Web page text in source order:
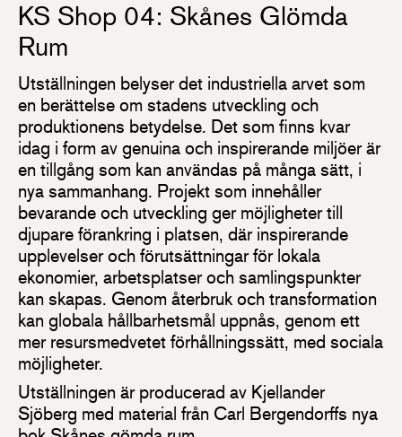
KS Shop 04: Skånes Glömda
Rum
Utställningen belyser det industriella arvet som
en berättelse om stadens utveckling och
produktionens betydelse. Det som finns kvar
idag i form av genuina och inspirerande miljöer är
en tillgång som kan användas på många sätt, i
nya sammanhang. Projekt som innehåller
bevarande och utveckling ger möjligheter till
djupare förankring i platsen, där inspirerande
upplevelser och förutsättningar för lokala
ekonomier, arbetsplatser och samlingspunkter
kan skapas. Genom återbruk och transformation
kan globala hållbarhetsmål uppnås, genom ett
mer resursmedvetet förhållningssätt, med sociala
möjligheter.
Utställningen är producerad av Kjellander
Sjöberg med material från Carl Bergendorffs nya